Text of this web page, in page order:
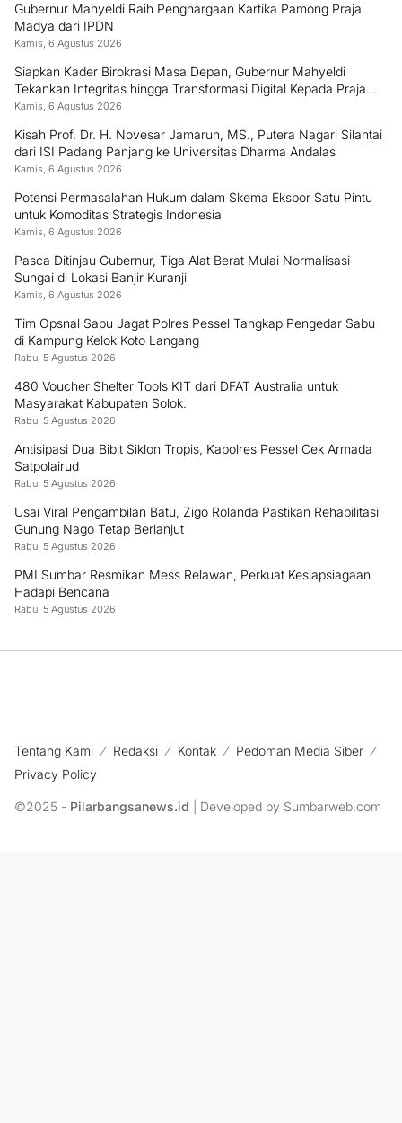
Gubernur Mahyeldi Raih Penghargaan Kartika Pamong Praja
Madya dari IPDN
Kamis, 6 Agustus 2026
Siapkan Kader Birokrasi Masa Depan, Gubernur Mahyeldi
Tekankan Integritas hingga Transformasi Digital Kepada Praja
IPDN Asal Sumbar
Kamis, 6 Agustus 2026
Kisah Prof. Dr. H. Novesar Jamarun, MS., Putera Nagari Silantai
dari ISI Padang Panjang ke Universitas Dharma Andalas
Kamis, 6 Agustus 2026
Potensi Permasalahan Hukum dalam Skema Ekspor Satu Pintu
untuk Komoditas Strategis Indonesia
Kamis, 6 Agustus 2026
Pasca Ditinjau Gubernur, Tiga Alat Berat Mulai Normalisasi
Sungai di Lokasi Banjir Kuranji
Kamis, 6 Agustus 2026
Tim Opsnal Sapu Jagat Polres Pessel Tangkap Pengedar Sabu
di Kampung Kelok Koto Langang
Rabu, 5 Agustus 2026
480 Voucher Shelter Tools KIT dari DFAT Australia untuk
Masyarakat Kabupaten Solok.
Rabu, 5 Agustus 2026
Antisipasi Dua Bibit Siklon Tropis, Kapolres Pessel Cek Armada
Satpolairud
Rabu, 5 Agustus 2026
Usai Viral Pengambilan Batu, Zigo Rolanda Pastikan Rehabilitasi
Gunung Nago Tetap Berlanjut
Rabu, 5 Agustus 2026
PMI Sumbar Resmikan Mess Relawan, Perkuat Kesiapsiagaan
Hadapi Bencana
Rabu, 5 Agustus 2026
Tentang Kami Redaksi Kontak
Pedoman Media Siber
Privacy Policy
©2025 - Pilarbangsanews.id | Developed by Sumbarweb.com